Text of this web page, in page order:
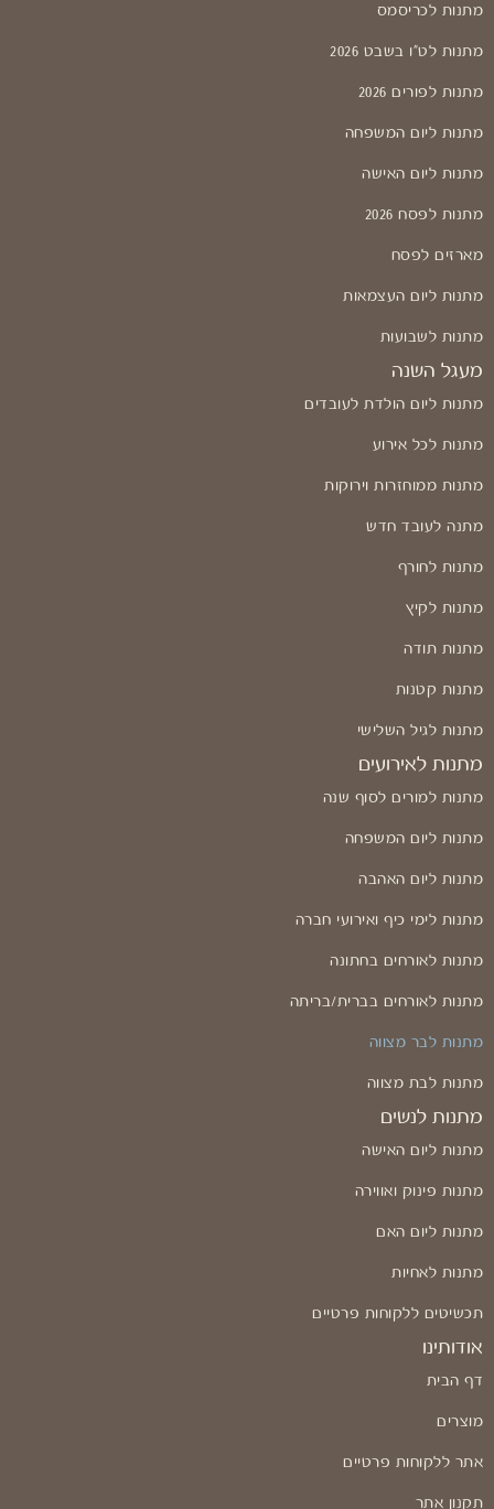
מתנות לכריסמס
מתנות לט"ו בשבט 2026
מתנות לפורים 2026
מתנות ליום המשפחה
מתנות ליום האישה
מתנות לפסח 2026
מארזים לפסח
מתנות ליום העצמאות
מתנות לשבועות
מעגל השנה
מתנות ליום הולדת לעובדים
מתנות לכל אירוע
מתנות ממוחזרות וירוקות
מתנה לעובד חדש
מתנות לחורף
מתנות לקיץ
מתנות תודה
מתנות קטנות
מתנות לגיל השלישי
מתנות לאירועים
מתנות למורים לסוף שנה
מתנות ליום המשפחה
מתנות ליום האהבה
מתנות לימי כיף ואירועי חברה
מתנות לאורחים בחתונה
מתנות לאורחים בברית/בריתה
מתנות לבר מצווה
מתנות לבת מצווה
מתנות לנשים
מתנות ליום האישה
מתנות פינוק ואווירה
מתנות ליום האם
מתנות לאחיות
תכשיטים ללקוחות פרטיים
אודותינו
דף הבית
מוצרים
אתר ללקוחות פרטיים
תקנון אתר